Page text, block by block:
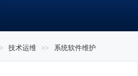
技术运维 系统软件维护